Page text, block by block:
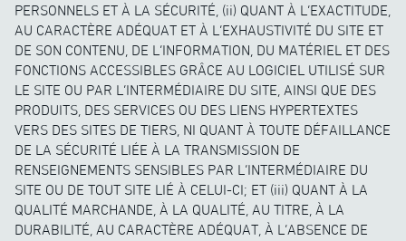
PERSONNELS ET À LA SÉCURITÉ, (ii) QUANT À L’EXACTITUDE,
AU CARACTÈRE ADÉQUAT ET À L’EXHAUSTIVITÉ DU SITE ET
DE SON CONTENU, DE L’INFORMATION, DU MATÉRIEL ET DES
FONCTIONS ACCESSIBLES GRÂCE AU LOGICIEL UTILISÉ SUR
LE SITE OU PAR L’INTERMÉDIAIRE DU SITE, AINSI QUE DES
PRODUITS, DES SERVICES OU DES LIENS HYPERTEXTES
VERS DES SITES DE TIERS, NI QUANT À TOUTE DÉFAILLANCE
DE LA SÉCURITÉ LIÉE À LA TRANSMISSION DE
RENSEIGNEMENTS SENSIBLES PAR L’INTERMÉDIAIRE DU
SITE OU DE TOUT SITE LIÉ À CELUI-CI; ET (iii) QUANT À LA
QUALITÉ MARCHANDE, À LA QUALITÉ, AU TITRE, À LA
DURABILITÉ, AU CARACTÈRE ADÉQUAT, À L’ABSENCE DE